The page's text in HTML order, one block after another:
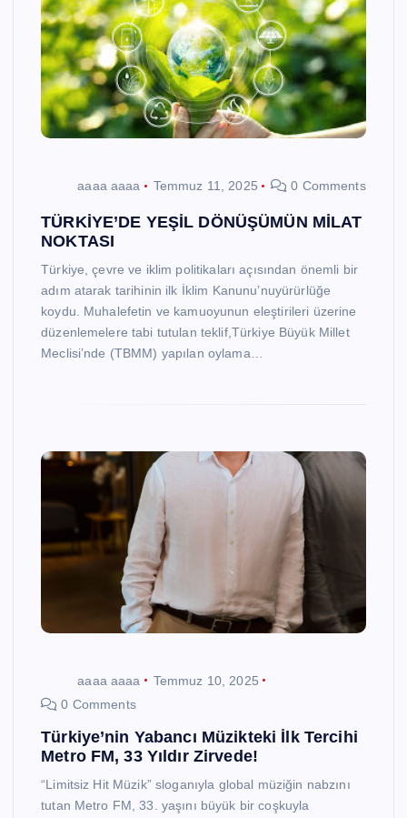
aaaa aaaa Temmuz 11, 2025 0 Comments
TÜRKİYE’DE YEŞİL DÖNÜŞÜMÜN MİLAT
NOKTASI
Türkiye, çevre ve iklim politikaları açısından önemli bir
adım atarak tarihinin ilk İklim Kanunu’nuyürürlüğe
koydu. Muhalefetin ve kamuoyunun eleştirileri üzerine
düzenlemelere tabi tutulan teklif,Türkiye Büyük Millet
Meclisi’nde (TBMM) yapılan oylama…
aaaa aaaa
Temmuz 10, 2025
0 Comments
Türkiye’nin Yabancı Müzikteki İlk Tercihi
Metro FM, 33 Yıldır Zirvede!
“Limitsiz Hit Müzik” sloganıyla global müziğin nabzını
tutan Metro FM, 33. yaşını büyük bir coşkuyla